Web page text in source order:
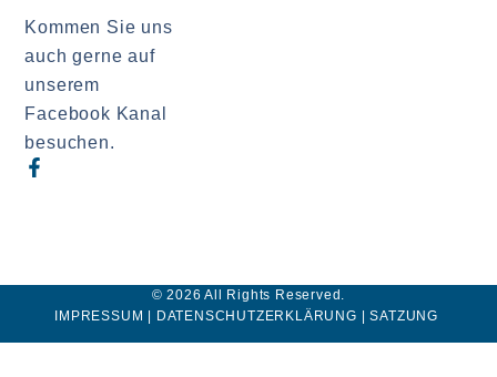
Kommen Sie uns
auch gerne auf
unserem
Facebook Kanal
besuchen.
© 2026 All Rights Reserved.
IMPRESSUM | DATENSCHUTZERKLÄRUNG | SATZUNG